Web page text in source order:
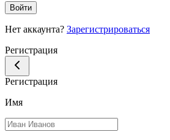
Войти
Нет аккаунта? Зарегистрироваться
Регистрация
Регистрация
Имя